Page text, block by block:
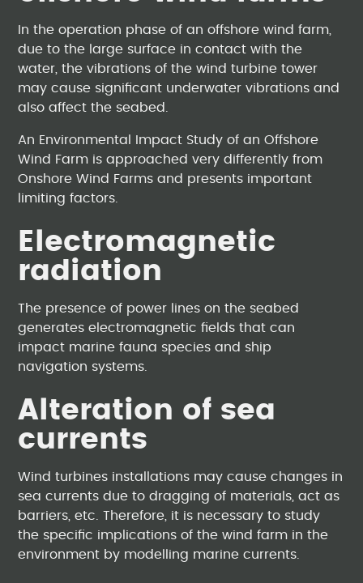
In the operation phase of an offshore wind farm,
due to the large surface in contact with the
water, the vibrations of the wind turbine tower
may cause significant underwater vibrations and
also affect the seabed.
An Environmental Impact Study of an Offshore
Wind Farm is approached very differently from
Onshore Wind Farms and presents important
limiting factors.
Electromagnetic
radiation
The presence of power lines on the seabed
generates electromagnetic fields that can
impact marine fauna species and ship
navigation systems.
Alteration of sea
currents
Wind turbines installations may cause changes in
sea currents due to dragging of materials, act as
barriers, etc. Therefore, it is necessary to study
the specific implications of the wind farm in the
environment by modelling marine currents.